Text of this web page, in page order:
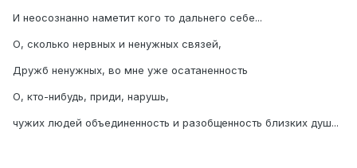
И неосознанно наметит кого то дальнего себе...
О, сколько нервных и ненужных связей,
Дружб ненужных, во мне уже осатаненность
О, кто-нибудь, приди, нарушь,
чужих людей объединенность и разобщенность близких душ...